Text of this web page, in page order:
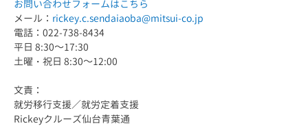
お問い合わせフォームはこちら
メール： rickey.c.sendaiaoba@mitsui-co.jp
電話：022-738-8434
平日 8:30～17:30
土曜・祝日 8:30～12:00
文責：
就労移行支援／就労定着支援
Rickeyクルーズ仙台青葉通